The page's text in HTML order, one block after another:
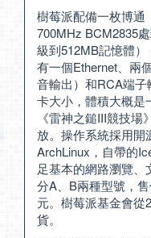
樹莓派配備一枚博通
700MHz BCM2835
級到512MB記憶體
有一個Ethernet、兩
音輸出）和RCA端
卡大小，體積大概是
《雷神之鎚III競技
放。操作系統採用開
ArchLinux，自帶的
足基本的網路瀏覽、
分A、B兩種型號，
元。樹莓派基金會從
貨。